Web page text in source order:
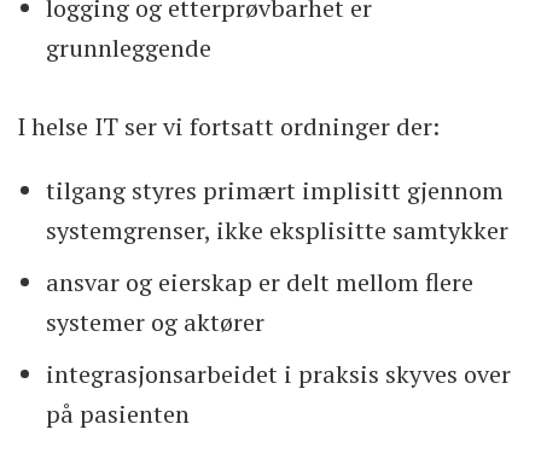
logging og etterprøvbarhet er
grunnleggende
I helse IT ser vi fortsatt ordninger der:
tilgang styres primært implisitt gjennom
systemgrenser, ikke eksplisitte samtykker
ansvar og eierskap er delt mellom flere
systemer og aktører
integrasjonsarbeidet i praksis skyves over
på pasienten